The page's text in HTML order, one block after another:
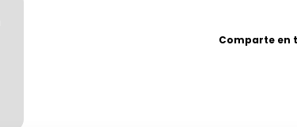
Comparte en